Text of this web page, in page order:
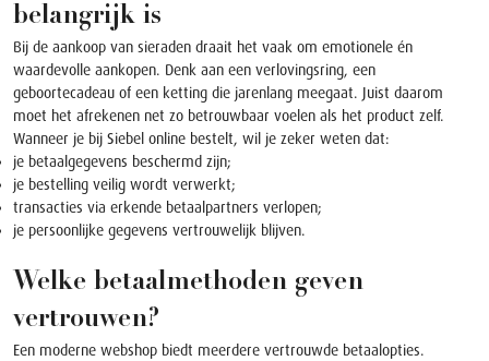
belangrijk is
Bij de aankoop van sieraden draait het vaak om emotionele én
waardevolle aankopen. Denk aan een verlovingsring, een
geboortecadeau of een ketting die jarenlang meegaat. Juist daarom
moet het afrekenen net zo betrouwbaar voelen als het product zelf.
Wanneer je bij Siebel online bestelt, wil je zeker weten dat:
je betaalgegevens beschermd zijn;
je bestelling veilig wordt verwerkt;
transacties via erkende betaalpartners verlopen;
je persoonlijke gegevens vertrouwelijk blijven.
Welke betaalmethoden geven
vertrouwen?
Een moderne webshop biedt meerdere vertrouwde betaalopties.